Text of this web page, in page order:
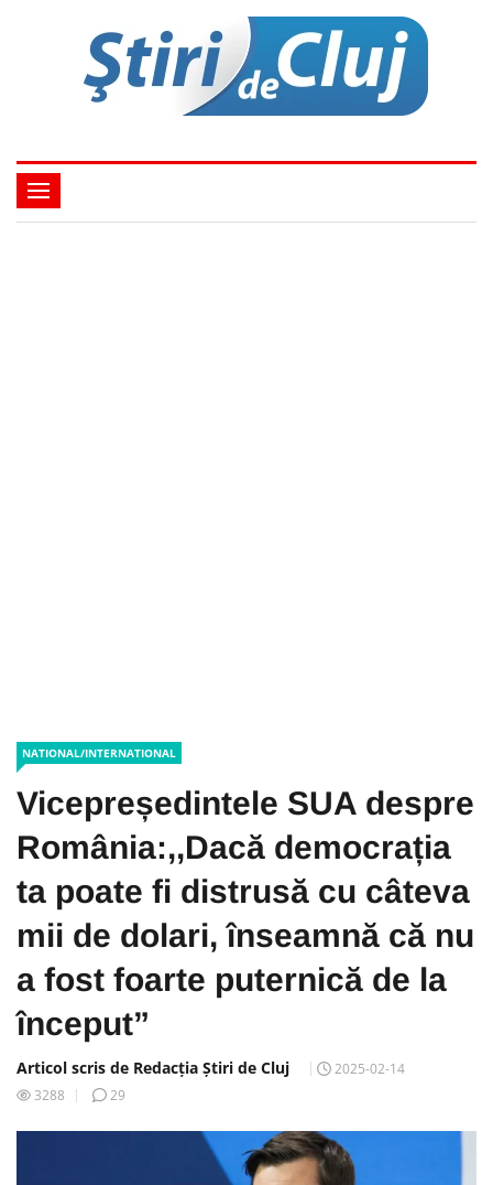
NATIONAL/INTERNATIONAL
Vicepreședintele SUA despre
România:,,Dacă democrația
ta poate fi distrusă cu câteva
mii de dolari, înseamnă că nu
a fost foarte puternică de la
început”
Articol scris de Redacția Știri de Cluj
2025-02-14
3288
29